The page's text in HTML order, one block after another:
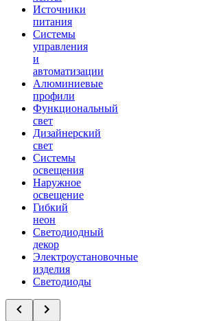
Источники
питания
Системы
управления
и
автоматизации
Алюминиевые
профили
Функциональный
свет
Дизайнерский
свет
Системы
освещения
Наружное
освещение
Гибкий
неон
Светодиодный
декор
Электроустановочные
изделия
Светодиоды